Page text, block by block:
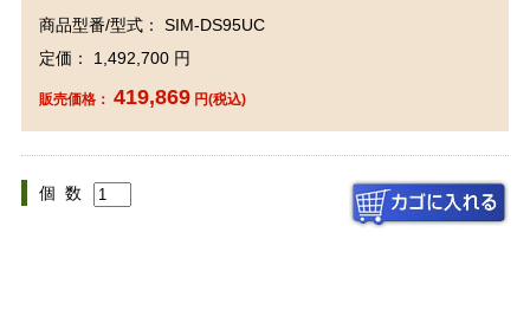
商品型番/型式： SIM-DS95UC
定価： 1,492,700 円
販売価格： 419,869円(税込)
個 数